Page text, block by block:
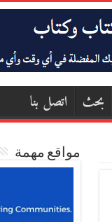
بحث اتصل بنا
مواقع مهمة